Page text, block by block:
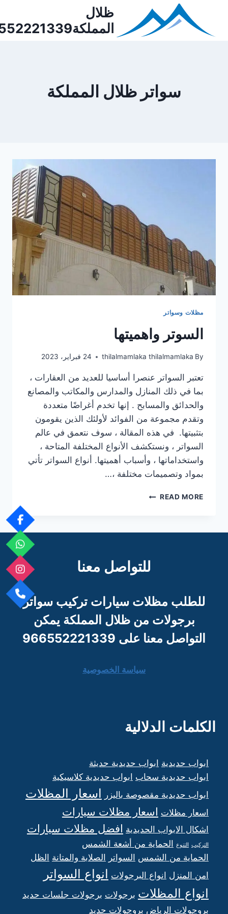
content
ظلال
المملكة0552221339
سواتر ظلال المملكة
مظلات وسواتر
السوتر واهميتها
By
thilalmamlaka thilalmamlaka 24 فبراير، 2023
تعتبر السواتر عنصرا أساسيا للعديد من العقارات ،
بما في ذلك المنازل والمدارس والمكاتب والمصانع
والحدائق والمسابح . إنها تخدم أغراضًا متعددة
وتقدم مجموعة من الفوائد لأولئك الذين يقومون
بتثبيتها. في هذه المقالة ، سوف نتعمق في عالم
السواتر ، ونستكشف الأنواع المختلفة المتاحة ،
واستخداماتها ، وأسباب أهميتها. أنواع السواتر تأتي
بمواد وتصميمات مختلفة ،…
READ MOREالسوتر
للتواصل معنا
للطلب مظلات سيارات تركيب سواتر
برجولات من ظلال المملكة يمكن
التواصل معنا على 966552221339
سياسة الخصوصية
الكلمات الدلالية
ابواب حديدية ابواب حديدية حديثة
ابواب حديدية سحاب ابواب حديدية كلاسيكية
ابواب حديدية مقصوصة باليزر اسعار المظلات
اسعار مظلات اسعار مظلات سيارات
اشكال الابواب الحديدية افضل مظلات سيارات
التركيب التنوع الحماية من أشعة الشمس
الحماية من الشمس السواتر الصلابة والمتانة الظل
امن المنزل انواع البرجولات انواع السواتر
انواع المظلات برجولات برجولات جلسات حديد
بروجولات الرياض بروجولات حديد